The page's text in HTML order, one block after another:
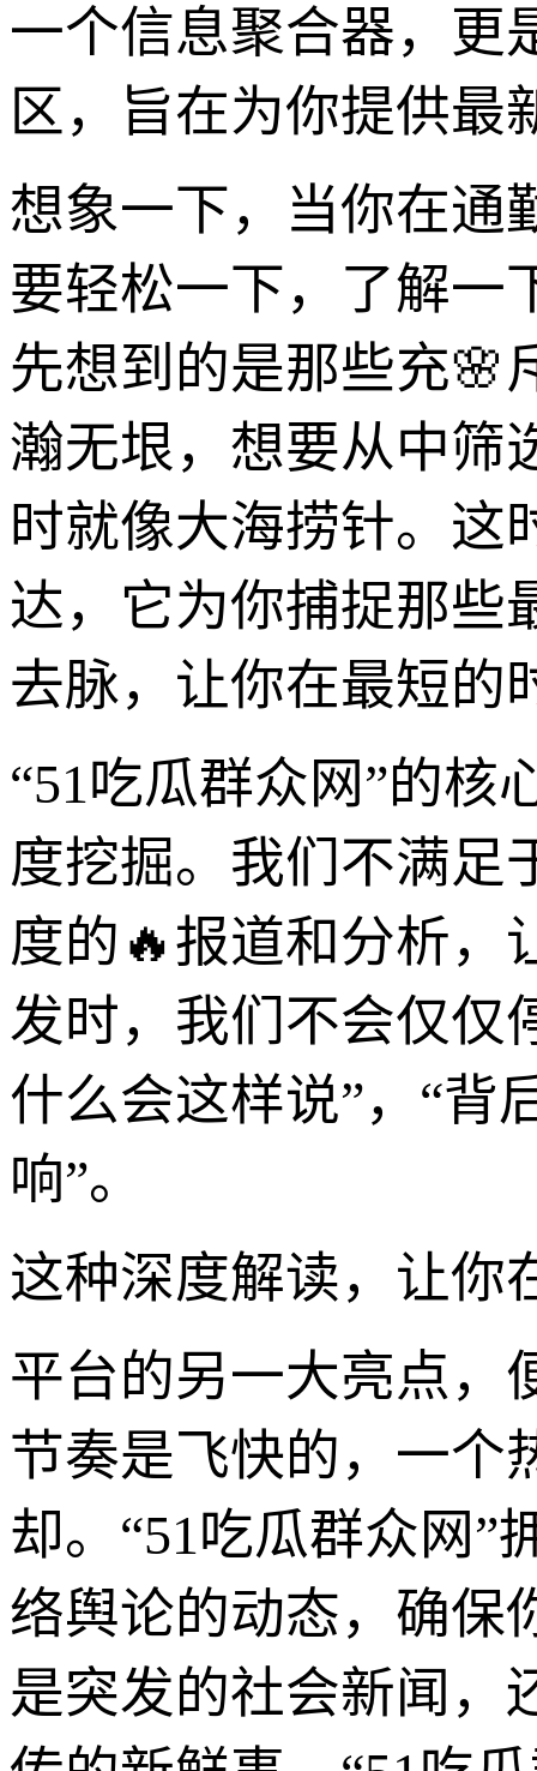
一个信息聚合器，更
区，旨在为你提供最
想象一下，当你在通
要轻松一下，了解一
先想到的是那些充🌸
瀚无垠，想要从中筛
时就像大海捞针。这
达，它为你捕捉那些
去脉，让你在最短的
“51吃瓜群众网”的核
度挖掘。我们不满足
度的🔥报道和分析，
发时，我们不会仅仅
什么会这样说”，“背
响”。
这种深度解读，让你
平台的另一大亮点，
节奏是飞快的，一个
却。“51吃瓜群众网”
络舆论的动态，确保
是突发的社会新闻，